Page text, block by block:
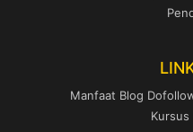
Manfaat Blog
Kursus